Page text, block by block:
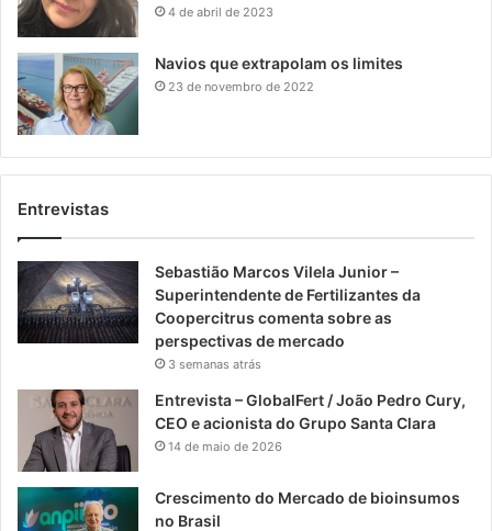
4 de abril de 2023
Navios que extrapolam os limites
23 de novembro de 2022
Entrevistas
Sebastião Marcos Vilela Junior –
Superintendente de Fertilizantes da
Coopercitrus comenta sobre as
perspectivas de mercado
3 semanas atrás
Entrevista – GlobalFert / João Pedro Cury,
CEO e acionista do Grupo Santa Clara
14 de maio de 2026
Crescimento do Mercado de bioinsumos
no Brasil